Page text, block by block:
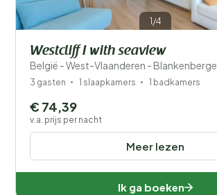
1/4
Westcliff I with seaview
België - West-Vlaanderen - Blankenberge
3 gasten 1 slaapkamers 1 badkamers
Meer lezen
€ 74,39
v.a. prijs per nacht
Ik ga boeken